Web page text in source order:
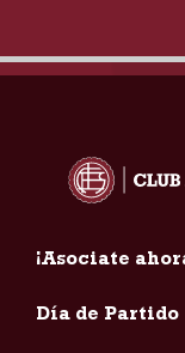
¡Asociate
Día de Partido